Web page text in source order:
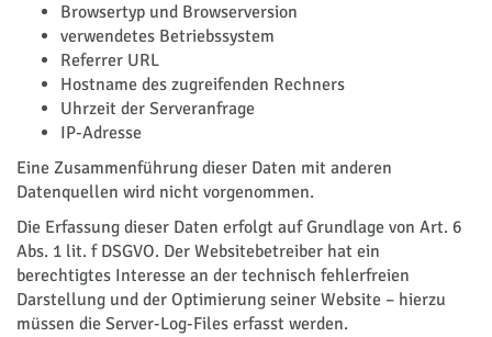
Browsertyp und Browserversion
verwendetes Betriebssystem
Referrer URL
Hostname des zugreifenden Rechners
Uhrzeit der Serveranfrage
IP-Adresse
Eine Zusammenführung dieser Daten mit anderen
Datenquellen wird nicht vorgenommen.
Die Erfassung dieser Daten erfolgt auf Grundlage von Art. 6
Abs. 1 lit. f DSGVO. Der Websitebetreiber hat ein
berechtigtes Interesse an der technisch fehlerfreien
Darstellung und der Optimierung seiner Website – hierzu
müssen die Server-Log-Files erfasst werden.